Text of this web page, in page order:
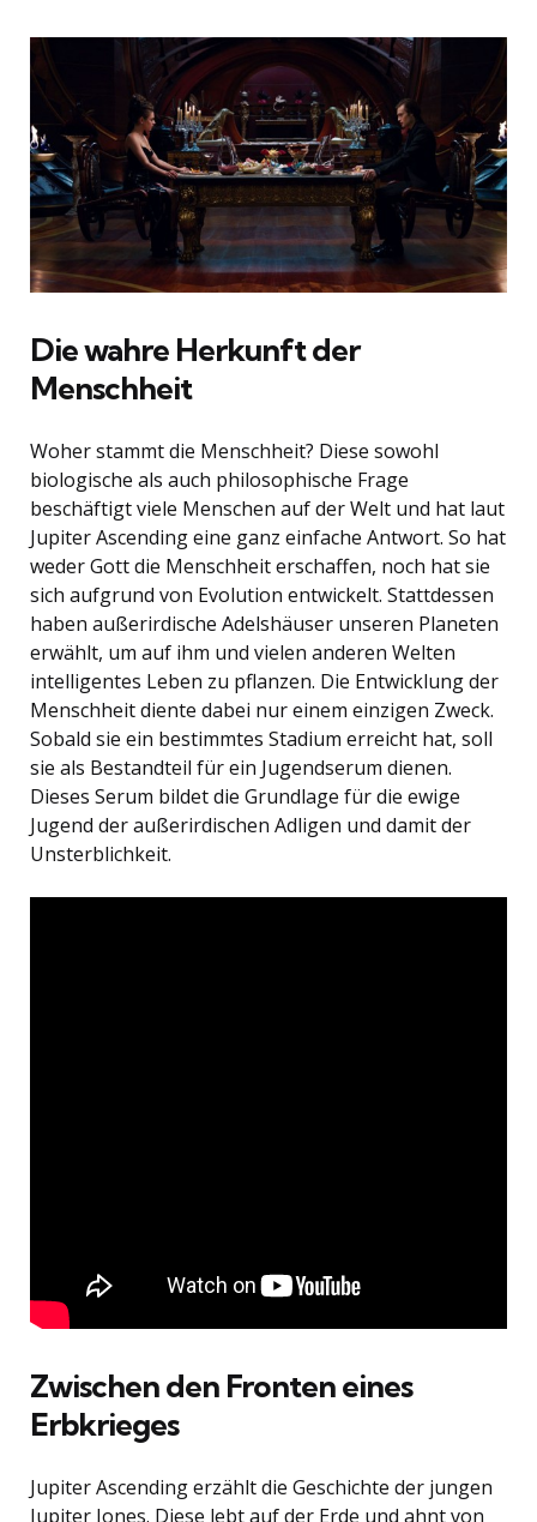
Die wahre Herkunft der
Menschheit
Woher stammt die Menschheit? Diese sowohl
biologische als auch philosophische Frage
beschäftigt viele Menschen auf der Welt und hat laut
Jupiter Ascending eine ganz einfache Antwort. So hat
weder Gott die Menschheit erschaffen, noch hat sie
sich aufgrund von Evolution entwickelt. Stattdessen
haben außerirdische Adelshäuser unseren Planeten
erwählt, um auf ihm und vielen anderen Welten
intelligentes Leben zu pflanzen. Die Entwicklung der
Menschheit diente dabei nur einem einzigen Zweck.
Sobald sie ein bestimmtes Stadium erreicht hat, soll
sie als Bestandteil für ein Jugendserum dienen.
Dieses Serum bildet die Grundlage für die ewige
Jugend der außerirdischen Adligen und damit der
Unsterblichkeit.
Zwischen den Fronten eines
Erbkrieges
Jupiter Ascending erzählt die Geschichte der jungen
Jupiter Jones. Diese lebt auf der Erde und ahnt von